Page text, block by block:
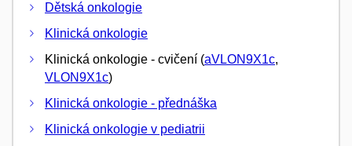
Dětská onkologie
Klinická onkologie
Klinická onkologie - cvičení (aVLON9X1c,
VLON9X1c)
Klinická onkologie - přednáška
Klinická onkologie v pediatrii